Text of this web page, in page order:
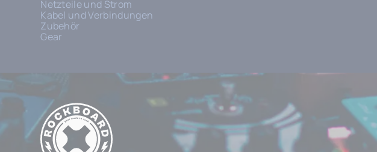
Netzteile und Strom
Kabel und Verbindungen
Zubehör
Gear